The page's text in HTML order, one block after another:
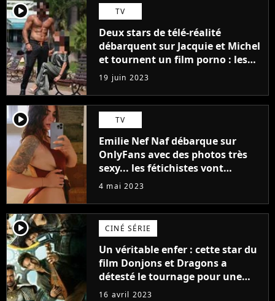
player2 TV
Deux stars de télé-réalité
débarquent sur Jacquie et Michel
et tournent un film porno : les
premières images du tournage
(exclu)
19 juin 2023
player2 TV
Emilie Nef Naf débarque sur
OnlyFans avec des photos très
sexy... les fétichistes vont
prendre leur pied !
4 mai 2023
player2 CINÉ SÉRIE
Un véritable enfer : cette star du
film Donjons et Dragons a
détesté le tournage pour une
raison très spéciale
16 avril 2023